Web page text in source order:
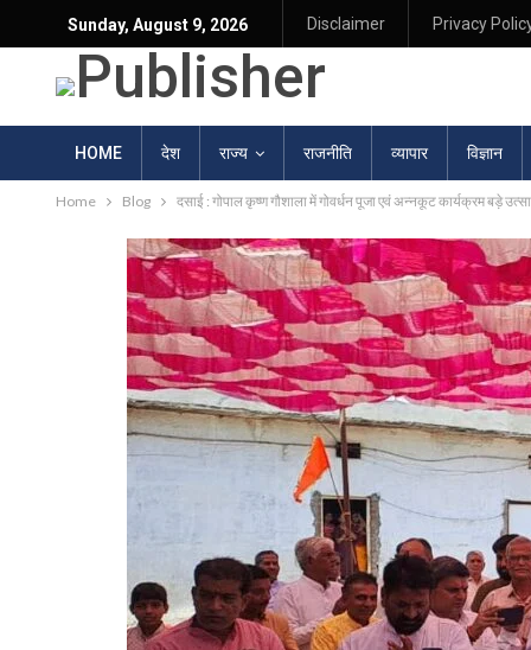
Sunday, August 9, 2026 Disclaimer Privacy
HOME देश राज्य राजनीति व्यापार विज्ञान
Home Blog दसाई : गोपाल कृष्ण गौशाला में गोवर्धन पूजा एवं अन्नकूट कार्यक्रम बड़े